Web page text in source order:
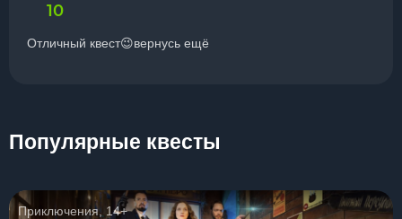
10
Отличный квест😉вернусь ещё
Популярные квесты
Приключения, 14+